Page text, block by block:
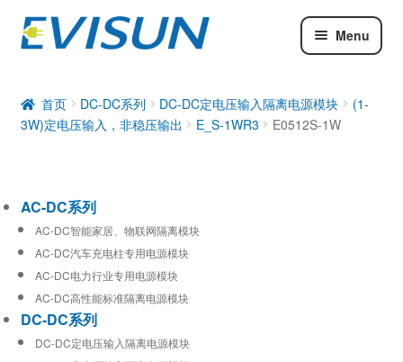
Menu
DC-DC系列
工业通信模块
首页 DC-DC系列 DC-DC定电压输入隔离电源模块
(1-
3W)定电压输入，非稳压输出
E_S-1WR3 E0512S-1W
AC-DC系列
AC-DC智能家居、物联网隔离模块
AC-DC汽车充电柱专用电源模块
AC-DC电力行业专用电源模块
AC-DC高性能标准隔离电源模块
DC-DC系列
DC-DC定电压输入隔离电源模块